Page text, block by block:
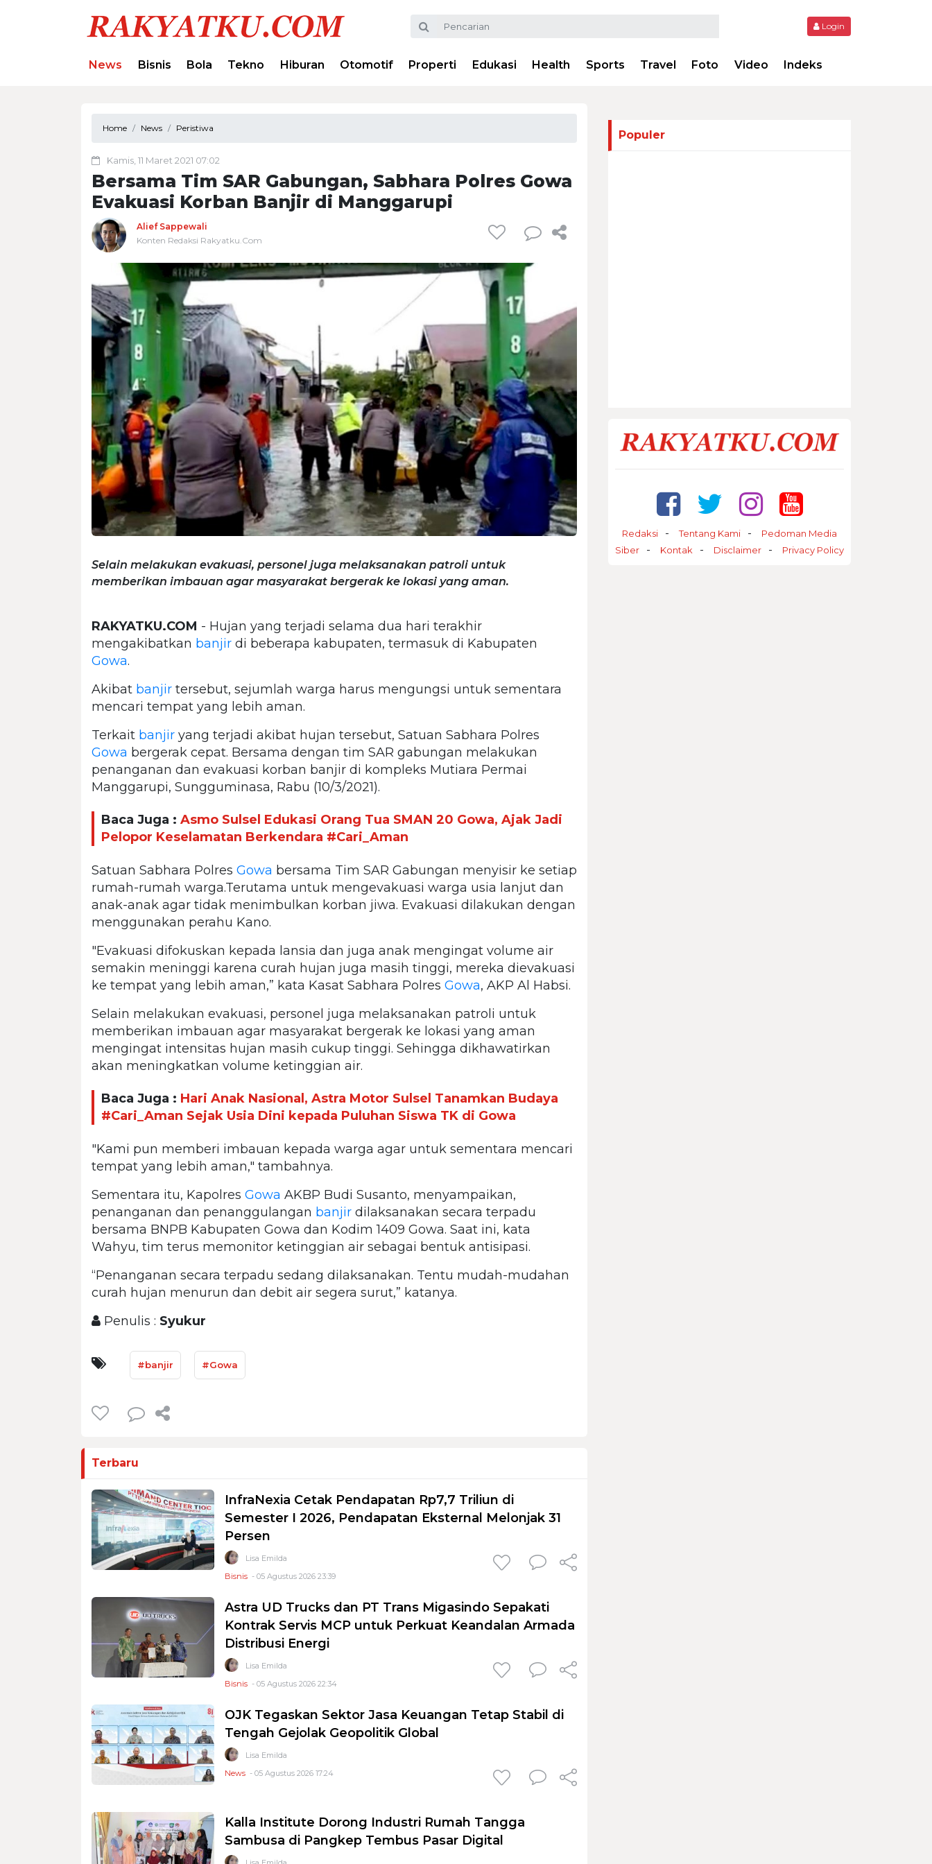
Login
News Bisnis Bola Tekno Hiburan Otomotif Properti Edukasi Health Sports Travel Foto Video Indeks
Home News Peristiwa
Kamis, 11 Maret 2021 07:02
Bersama Tim SAR Gabungan, Sabhara Polres Gowa
Evakuasi Korban Banjir di Manggarupi
Alief Sappewali
Konten Redaksi Rakyatku.Com
Selain melakukan evakuasi, personel juga melaksanakan patroli untuk
memberikan imbauan agar masyarakat bergerak ke lokasi yang aman.
RAKYATKU.COM - Hujan yang terjadi selama dua hari terakhir
mengakibatkan banjir di beberapa kabupaten, termasuk di Kabupaten
Gowa.
Akibat banjir tersebut, sejumlah warga harus mengungsi untuk sementara
mencari tempat yang lebih aman.
Terkait banjir yang terjadi akibat hujan tersebut, Satuan Sabhara Polres
Gowa bergerak cepat. Bersama dengan tim SAR gabungan melakukan
penanganan dan evakuasi korban banjir di kompleks Mutiara Permai
Manggarupi, Sungguminasa, Rabu (10/3/2021).
Baca Juga : Asmo Sulsel Edukasi Orang Tua SMAN 20 Gowa, Ajak Jadi
Pelopor Keselamatan Berkendara #Cari_Aman
Satuan Sabhara Polres Gowa bersama Tim SAR Gabungan menyisir ke setiap
rumah-rumah warga.Terutama untuk mengevakuasi warga usia lanjut dan
anak-anak agar tidak menimbulkan korban jiwa. Evakuasi dilakukan dengan
menggunakan perahu Kano.
"Evakuasi difokuskan kepada lansia dan juga anak mengingat volume air
semakin meninggi karena curah hujan juga masih tinggi, mereka dievakuasi
ke tempat yang lebih aman,” kata Kasat Sabhara Polres Gowa, AKP Al Habsi.
Selain melakukan evakuasi, personel juga melaksanakan patroli untuk
memberikan imbauan agar masyarakat bergerak ke lokasi yang aman
mengingat intensitas hujan masih cukup tinggi. Sehingga dikhawatirkan
akan meningkatkan volume ketinggian air.
Baca Juga : Hari Anak Nasional, Astra Motor Sulsel Tanamkan Budaya
#Cari_Aman Sejak Usia Dini kepada Puluhan Siswa TK di Gowa
"Kami pun memberi imbauan kepada warga agar untuk sementara mencari
tempat yang lebih aman," tambahnya.
Sementara itu, Kapolres Gowa AKBP Budi Susanto, menyampaikan,
penanganan dan penanggulangan banjir dilaksanakan secara terpadu
bersama BNPB Kabupaten Gowa dan Kodim 1409 Gowa. Saat ini, kata
Wahyu, tim terus memonitor ketinggian air sebagai bentuk antisipasi.
“Penanganan secara terpadu sedang dilaksanakan. Tentu mudah-mudahan
curah hujan menurun dan debit air segera surut,” katanya.
Penulis : Syukur
#banjir #Gowa
Terbaru
InfraNexia Cetak Pendapatan Rp7,7 Triliun di
Semester I 2026, Pendapatan Eksternal Melonjak 31
Persen
Lisa Emilda
Bisnis - 05 Agustus 2026 23:39
Astra UD Trucks dan PT Trans Migasindo Sepakati
Kontrak Servis MCP untuk Perkuat Keandalan Armada
Distribusi Energi
Lisa Emilda
Bisnis - 05 Agustus 2026 22:34
OJK Tegaskan Sektor Jasa Keuangan Tetap Stabil di
Tengah Gejolak Geopolitik Global
Lisa Emilda
News - 05 Agustus 2026 17:24
Kalla Institute Dorong Industri Rumah Tangga
Sambusa di Pangkep Tembus Pasar Digital
Populer
Redaksi Tentang Kami
Pedoman Media
Siber
Kontak Disclaimer Privacy Policy